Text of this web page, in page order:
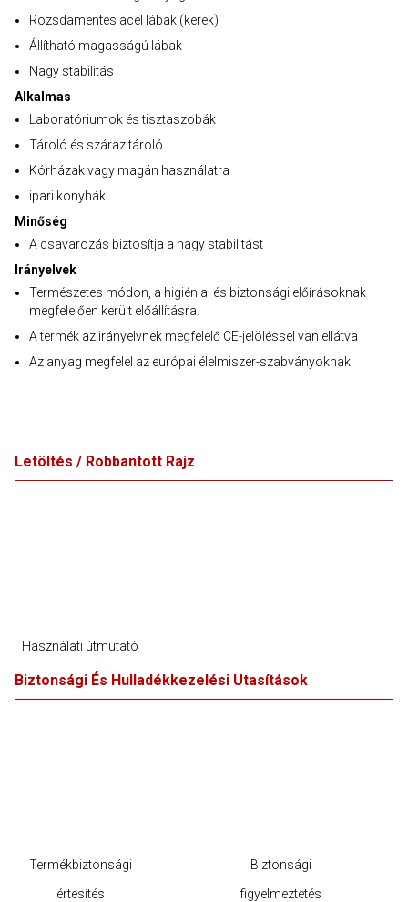
Rozsdamentes acél lábak (kerek)
Állítható magasságú lábak
Nagy stabilitás
Alkalmas
Laboratóriumok és tisztaszobák
Tároló és száraz tároló
Kórházak vagy magán használatra
ipari konyhák
Minőség
A csavarozás biztosítja a nagy stabilitást
Irányelvek
Természetes módon, a higiéniai és biztonsági előírásoknak
megfelelően került előállításra.
A termék az irányelvnek megfelelő CE-jelöléssel van ellátva
Az anyag megfelel az európai élelmiszer-szabványoknak
Letöltés / Robbantott Rajz
Használati útmutató
Biztonsági És Hulladékkezelési Utasítások
Termékbiztonsági
értesítés
Biztonsági
figyelmeztetés